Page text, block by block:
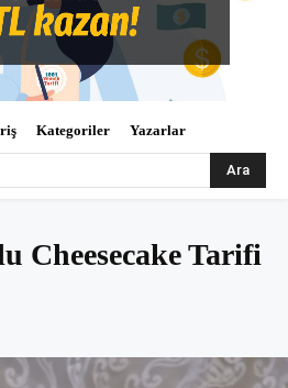
Kategoriler Yazarlar
Ara
Cheesecake Tarifi